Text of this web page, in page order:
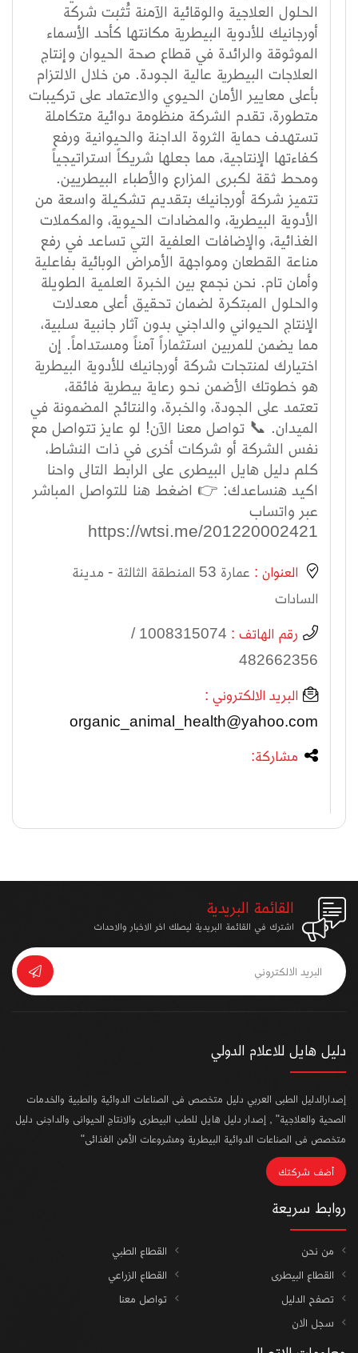
الحلول العلاجية والوقائية الآمنة تُثبت شركة
أورجانيك للأدوية البيطرية مكانتها كأحد الأسماء
الموثوقة والرائدة في قطاع صحة الحيوان وإنتاج
العلاجات البيطرية عالية الجودة. من خلال الالتزام
بأعلى معايير الأمان الحيوي والاعتماد على تركيبات
متطورة، تقدم الشركة منظومة دوائية متكاملة
تستهدف حماية الثروة الداجنة والحيوانية ورفع
كفاءتها الإنتاجية، مما جعلها شريكاً استراتيجياً
ومحط ثقة لكبرى المزارع والأطباء البيطريين.
تتميز شركة أورجانيك بتقديم تشكيلة واسعة من
الأدوية البيطرية، والمضادات الحيوية، والمكملات
الغذائية، والإضافات العلفية التي تساعد في رفع
مناعة القطعان ومواجهة الأمراض الوبائية بفاعلية
وأمان تام. نحن نجمع بين الخبرة العلمية الطويلة
والحلول المبتكرة لضمان تحقيق أعلى معدلات
الإنتاج الحيواني والداجني بدون آثار جانبية سلبية،
مما يضمن للمربين استثماراً آمناً ومستداماً. إن
اختيارك لمنتجات شركة أورجانيك للأدوية البيطرية
هو خطوتك الأضمن نحو رعاية بيطرية فائقة،
تعتمد على الجودة، والخبرة، والنتائج المضمونة في
الميدان. 📞 تواصل معنا الآن! لو عايز تتواصل مع
نفس الشركة أو شركات أخرى في ذات النشاط،
كلم دليل هايل البيطرى على الرابط التالى واحنا
اكيد هنساعدك: 👉 اضغط هنا للتواصل المباشر
عبر واتساب
https://wtsi.me/201220002421
العنوان :
عمارة 53 المنطقة الثالثة - مدينة
السادات
رقم الهاتف :
1008315074 /
482662356
البريد الالكتروني :
organic_animal_health@yahoo.com
مشاركة:
القائمة البريدية
اشترك في القائمة البريدية ليصلك اخر الاخبار والاحداث
دليل هايل للاعلام الدولي
إصدارالدليل الطبى العربي دليل متخصص فى الصناعات الدوائية والطبية والخدمات
الصحية والعلاجية" , إصدار دليل هايل للطب البيطرى والانتاج الحيوانى والداجنى دليل
متخصص فى الصناعات الدوائية البيطرية ومشروعات الأمن الغذائى"
أضف شركتك
روابط سريعة
من نحن
القطاع الطبي
القطاع البيطرى
القطاع الزراعي
تصفح الدليل
تواصل معنا
سجل الان